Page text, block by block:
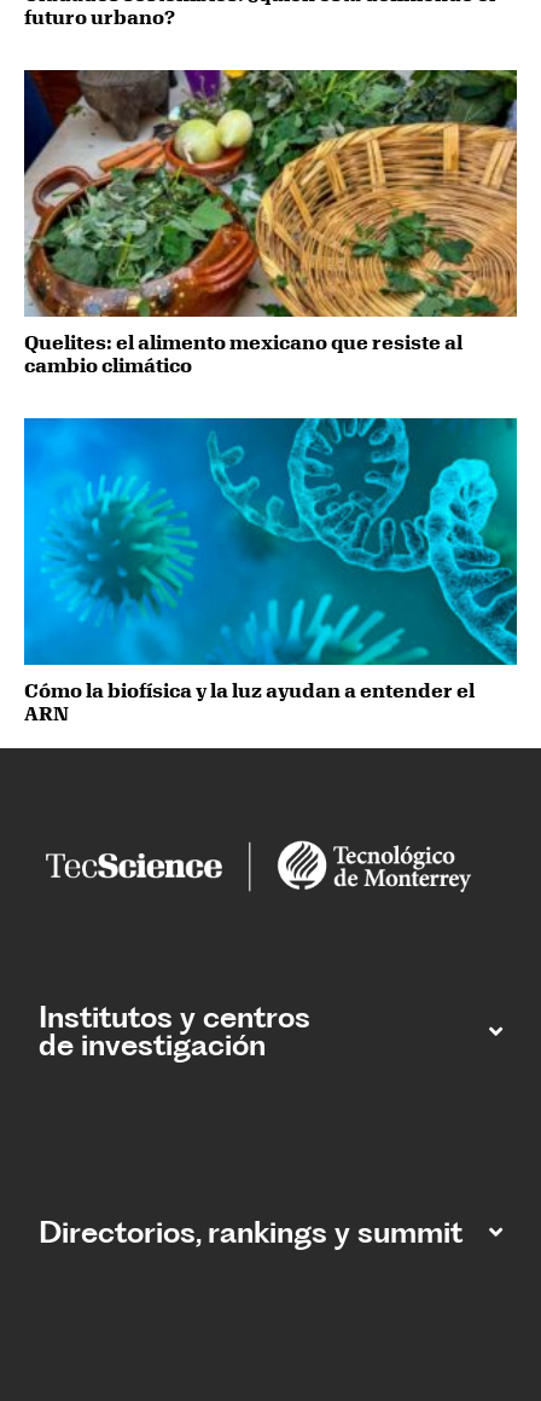
futuro urbano?
Quelites: el alimento mexicano que resiste al
cambio climático
Cómo la biofísica y la luz ayudan a entender el
ARN
Institutos y centros
de investigación
Directorios, rankings y summit